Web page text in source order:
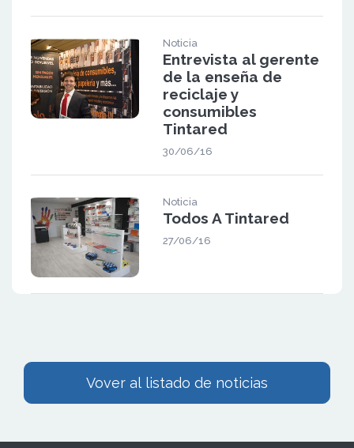
Noticia
Entrevista al gerente
de la enseña de
reciclaje y
consumibles
Tintared
30/06/16
Noticia
Todos A Tintared
27/06/16
Vover al listado de noticias